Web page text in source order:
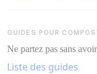
GUIDES POUR
Ne partez pas sans
Liste des guides